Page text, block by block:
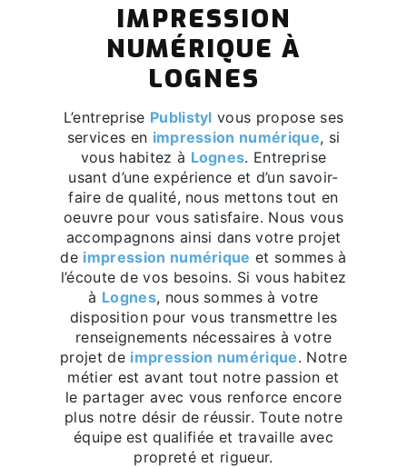
IMPRESSION
NUMÉRIQUE À
LOGNES
L’entreprise Publistyl vous propose ses
services en impression numérique, si
vous habitez à Lognes. Entreprise
usant d’une expérience et d’un savoir-
faire de qualité, nous mettons tout en
oeuvre pour vous satisfaire. Nous vous
accompagnons ainsi dans votre projet
de impression numérique et sommes à
l’écoute de vos besoins. Si vous habitez
à Lognes, nous sommes à votre
disposition pour vous transmettre les
renseignements nécessaires à votre
projet de impression numérique. Notre
métier est avant tout notre passion et
le partager avec vous renforce encore
plus notre désir de réussir. Toute notre
équipe est qualifiée et travaille avec
propreté et rigueur.